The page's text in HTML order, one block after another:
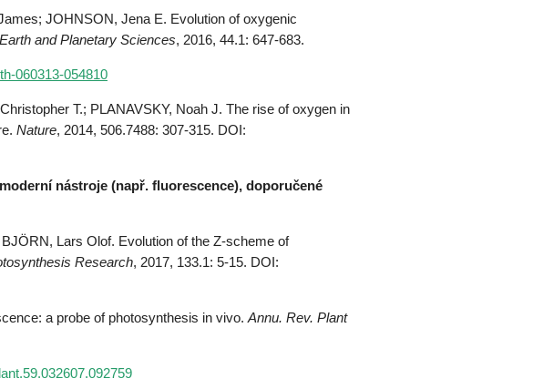
JOHNSON, Jena E. Evolution of oxygenic
and Planetary Sciences, 2016, 44.1: 647-683.
060313-054810
T.; PLANAVSKY, Noah J. The rise of oxygen in
Nature, 2014, 506.7488: 307-315. DOI:
nástroje (např. fluorescence), doporučené
Lars Olof. Evolution of the Z-scheme of
Research, 2017, 133.1: 5-15. DOI:
a probe of photosynthesis in vivo. Annu. Rev. Plant